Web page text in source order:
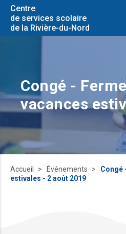
Centre
de services scolaire
de la Rivière-du-Nord
Congé -
vacances
Accueil Événements
Congé
estivales - 2 août 2019